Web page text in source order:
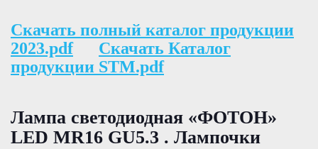
Скачать полный каталог продукции
2023.pdf
Скачать Каталог
продукции STM.pdf
Лампа светодиодная «ФОТОН»
LED MR16 GU5.3 . Лампочки